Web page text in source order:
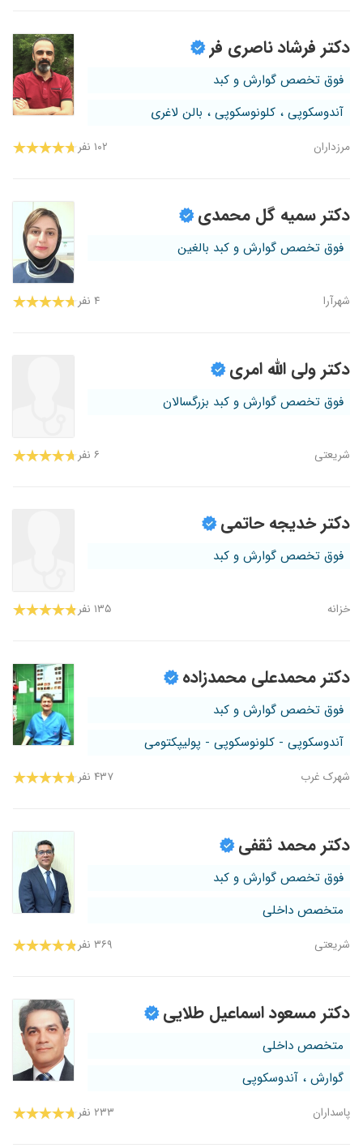
دکتر فرشاد ناصری فر
فوق تخصص گوارش و کبد
آندوسکوپی ، کلونوسکوپی ، بالن لاغری
مرزداران ۱۰۲ نفر
دکتر سمیه گل محمدی
فوق تخصص گوارش و کبد بالغین
شهرآرا ۴ نفر
دکتر ولی الله امری
فوق تخصص گوارش و کبد بزرگسالان
شریعتی ۶ نفر
دکتر خدیجه حاتمی
فوق تخصص گوارش و کبد
خزانه ۱۳۵ نفر
دکتر محمدعلی محمدزاده
فوق تخصص گوارش و کبد
آندوسکوپی - کلونوسکوپی - پولیپکتومی
شهرک غرب ۴۳۷ نفر
دکتر محمد ثقفی
فوق تخصص گوارش و کبد
متخصص داخلی
شریعتی ۳۶۹ نفر
دکتر مسعود اسماعیل طلایی
متخصص داخلی
گوارش ، آندوسکوپی
پاسداران ۲۳۳ نفر